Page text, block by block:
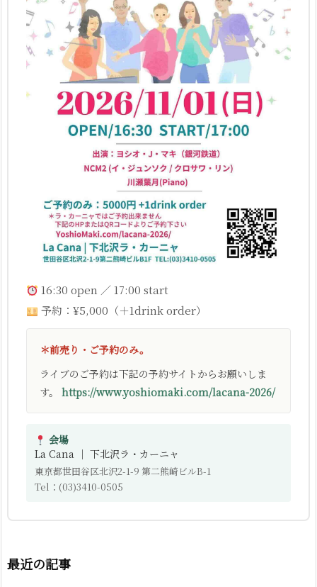
16:30 open ／ 17:00 start
予約：¥5,000（＋1drink order）
＊前売り・ご予約のみ。
ライブのご予約は下記の予約サイトからお願いしま
す。 https://www.yoshiomaki.com/lacana-2026/
会場
La Cana ｜ 下北沢ラ・カーニャ
東京都世田谷区北沢2-1-9 第二熊崎ビルB-1
Tel：(03)3410-0505
最近の記事